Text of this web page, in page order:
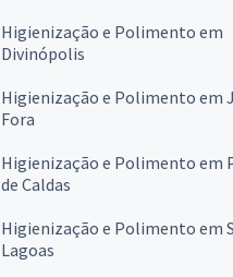
Higienização e Polimento em
Divinópolis
Higienização e Polimento em
Fora
Higienização e Polimento em
de Caldas
Higienização e Polimento em
Lagoas